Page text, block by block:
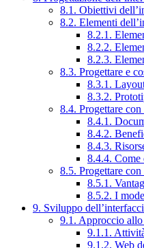
8.1. Obiettivi
8.2. Elementi
8.2.1.
8.2.2.
8.2.3.
8.3. Progettare e
8.3.1.
8.3.2.
8.4. Progettare
8.4.1.
8.4.2.
8.4.3.
8.4.4. Come
8.5. Progettare
8.5.1.
8.5.2. I
9. Sviluppo
9.1. Approccio
9.1.1.
9.1.2. Web